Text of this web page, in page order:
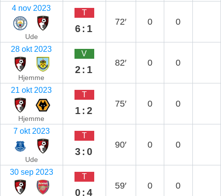
4 nov 2023
Ude
T
6:1
72′ 0 0
28 okt 2023
Hjemme
V
2:1
82′ 0 0
21 okt 2023
Hjemme
T
1:2
75′ 0 0
7 okt 2023
Ude
T
3:0
90′ 0 0
30 sep 2023
T
0:4
59′ 0 0